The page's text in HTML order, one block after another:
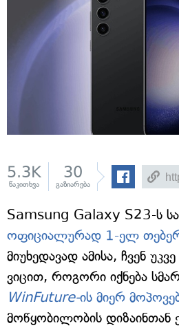
5.3K
წაკითხვა
30
გაზიარება
Samsung Galaxy S23-ს
ოფიციალურად 1-ელ
მიუხედავად ამისა, ჩვენ
ვიცით, როგორი იქნება
WinFuture-ის მიერ
მოწყობილობის დიზაინთან